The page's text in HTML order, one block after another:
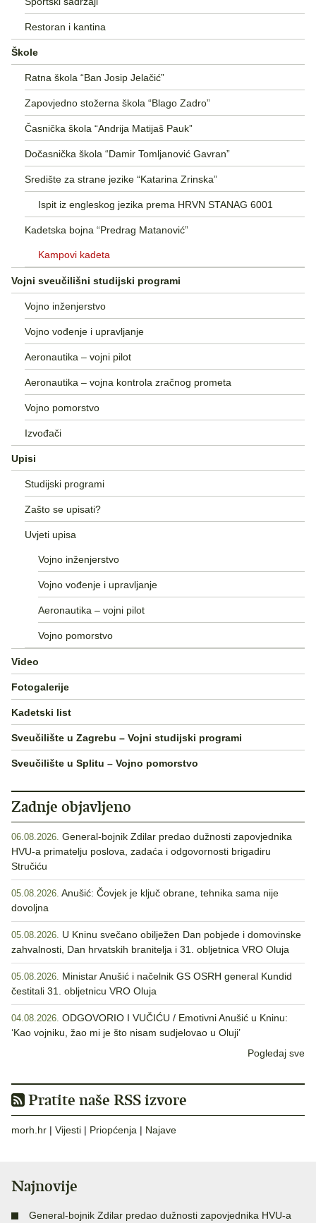
Restoran i kantina
Škole
Ratna škola “Ban Josip Jelačić”
Zapovjedno stožerna škola “Blago Zadro”
Časnička škola “Andrija Matijaš Pauk”
Dočasnička škola “Damir Tomljanović Gavran”
Središte za strane jezike “Katarina Zrinska”
Ispit iz engleskog jezika prema HRVN STANAG 6001
Kadetska bojna “Predrag Matanović”
Kampovi kadeta
Vojni sveučilišni studijski programi
Vojno inženjerstvo
Vojno vođenje i upravljanje
Aeronautika – vojni pilot
Aeronautika – vojna kontrola zračnog prometa
Vojno pomorstvo
Izvođači
Upisi
Studijski programi
Zašto se upisati?
Uvjeti upisa
Vojno inženjerstvo
Vojno vođenje i upravljanje
Aeronautika – vojni pilot
Vojno pomorstvo
Video
Fotogalerije
Kadetski list
Sveučilište u Zagrebu – Vojni studijski programi
Sveučilište u Splitu – Vojno pomorstvo
Zadnje objavljeno
06.08.2026. General-bojnik Zdilar predao dužnosti zapovjednika
HVU-a primatelju poslova, zadaća i odgovornosti brigadiru
Stručiću
05.08.2026. Anušić: Čovjek je ključ obrane, tehnika sama nije
dovoljna
05.08.2026. U Kninu svečano obilježen Dan pobjede i domovinske
zahvalnosti, Dan hrvatskih branitelja i 31. obljetnica VRO Oluja
05.08.2026. Ministar Anušić i načelnik GS OSRH general Kundid
čestitali 31. obljetnicu VRO Oluja
04.08.2026. ODGOVORIO I VUČIĆU / Emotivni Anušić u Kninu:
‘Kao vojniku, žao mi je što nisam sudjelovao u Oluji’
Pogledaj sve
Pratite naše RSS izvore
morh.hr | Vijesti | Priopćenja | Najave
Najnovije
General-bojnik Zdilar predao dužnosti zapovjednika HVU-a